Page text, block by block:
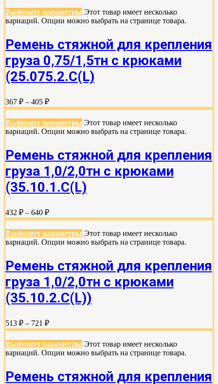
Выберите параметры Этот товар имеет несколько
вариаций. Опции можно выбрать на странице товара.
Ремень стяжной для крепления
груза 0,75/1,5тн с крюками
(25.075.2.C(L)
367 ₽ – 405 ₽
Выберите параметры Этот товар имеет несколько
вариаций. Опции можно выбрать на странице товара.
Ремень стяжной для крепления
груза 1,0/2,0тн с крюками
(35.10.1.С(L)
432 ₽ – 640 ₽
Выберите параметры Этот товар имеет несколько
вариаций. Опции можно выбрать на странице товара.
Ремень стяжной для крепления
груза 1,0/2,0тн с крюками
(35.10.2.C(L))
513 ₽ – 721 ₽
Выберите параметры Этот товар имеет несколько
вариаций. Опции можно выбрать на странице товара.
Ремень стяжной для крепления